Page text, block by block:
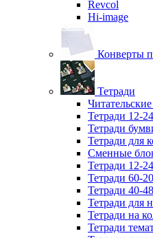
Revcol
Hi-image
Конверты
Тетради
Тетради 12-
Тетради
Тетради для
Сменные
Тетради 12-
Тетради 60-
Тетради 40-48
Тетради для
Тетради на
Тетради